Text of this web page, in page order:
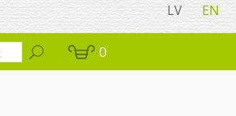
LV EN
0